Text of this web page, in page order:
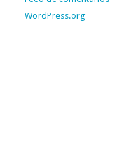
WordPress.org